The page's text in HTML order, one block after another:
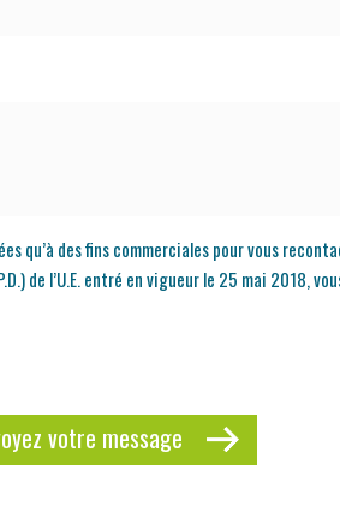
qu’à des fins commerciales pour vous
de l’U.E. entré en vigueur le 25 mai 2018,
votre message